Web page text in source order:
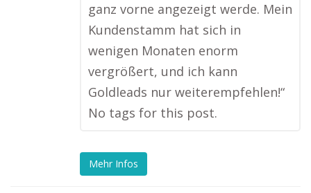
ganz vorne angezeigt werde. Mein
Kundenstamm hat sich in
wenigen Monaten enorm
vergrößert, und ich kann
Goldleads nur weiterempfehlen!“
No tags for this post.
Mehr Infos